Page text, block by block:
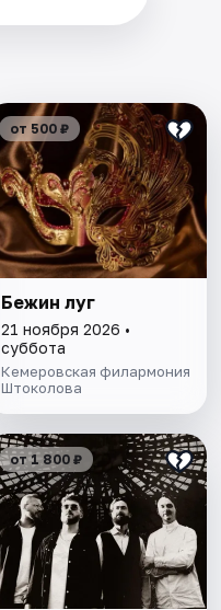
от 500 ₽
Бежин луг
21 ноября 2026 •
суббота
Кемеровская филармония
Штоколова
от 1 800 ₽